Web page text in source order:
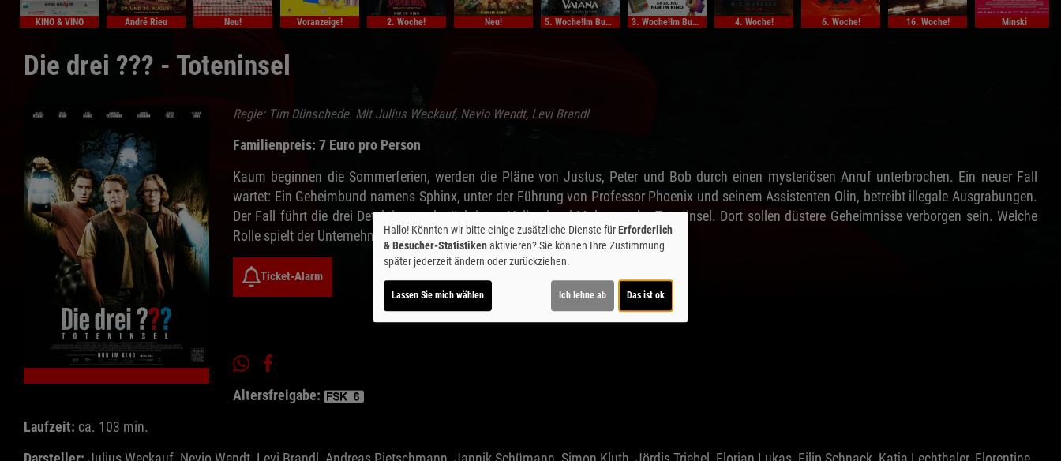
KINO & VINO André Rieu Neu! Voranzeige! 2. Woche! Neu! 5. Woche!Im Bundesstart 3. Woche!Im Bundesstart 4. Woche! 6. Woche! 16. Woche! Minski
Die drei ??? - Toteninsel
Regie: Tim Dünschede. Mit Julius Weckauf, Nevio Wendt, Levi Brandl
Familienpreis: 7 Euro pro Person
Kaum beginnen die Sommerferien, werden die Pläne von Justus, Peter und Bob durch einen mysteriösen Anruf unterbrochen. Ein neuer Fall
wartet: Ein Geheimbund namens Sphinx, unter der Führung von Professor Phoenix und seinem Assistenten Olin, betreibt illegale Ausgrabungen.
Der Fall führt die drei Detektive zur berüchtigten Vulkaninsel Makatao, der Toteninsel. Dort sollen düstere Geheimnisse verborgen sein. Welche
Rolle spielt der Unternehmer Joseph Saito Hadden in diesem Abenteuer?
Ticket-Alarm
Altersfreigabe:
Laufzeit: ca. 103 min.
Hallo! Könnten wir bitte einige zusätzliche Dienste fürErforderlich
& Besucher-Statistikenaktivieren? Sie können Ihre Zustimmung
später jederzeit ändern oder zurückziehen.
Lassen Sie mich wählen Ich lehne ab Das ist ok